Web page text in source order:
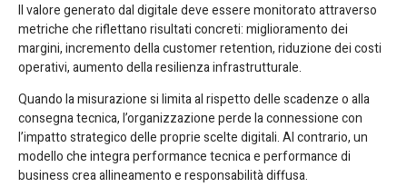
Il valore generato dal digitale deve essere monitorato attraverso
metriche che riflettano risultati concreti: miglioramento dei
margini, incremento della customer retention, riduzione dei costi
operativi, aumento della resilienza infrastrutturale.
Quando la misurazione si limita al rispetto delle scadenze o alla
consegna tecnica, l’organizzazione perde la connessione con
l’impatto strategico delle proprie scelte digitali. Al contrario, un
modello che integra performance tecnica e performance di
business crea allineamento e responsabilità diffusa.